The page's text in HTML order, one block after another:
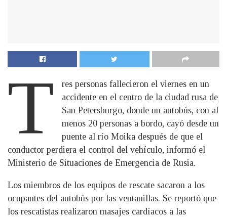
T
res personas fallecieron el viernes en un
accidente en el centro de la ciudad rusa de
San Petersburgo, donde un autobús, con al
menos 20 personas a bordo, cayó desde un
puente al río Moika después de que el
conductor perdiera el control del vehículo, informó el
Ministerio de Situaciones de Emergencia de Rusia.
Los miembros de los equipos de rescate sacaron a los
ocupantes del autobús por las ventanillas. Se reportó que
los rescatistas realizaron masajes cardíacos a las